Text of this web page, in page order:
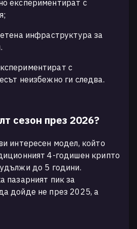
експериментират с
инфраструктура за
с
неизбежно ги следва.
сезон през 2026?
интересен модел, който
4-годишен крипто
до 5 години.
пазарният пик за
дойде не през 2025, а